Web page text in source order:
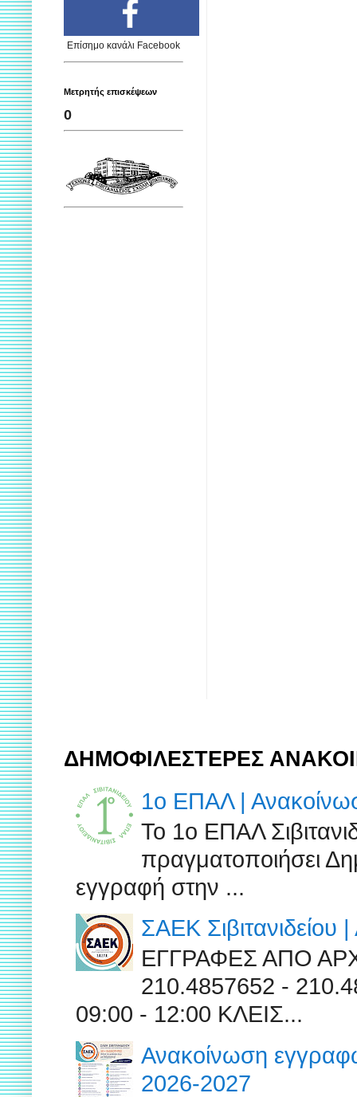
Επίσημο κανάλι Facebook
Μετρητής επισκέψεων
0
ΔΗΜΟΦΙΛΕΣΤΕΡΕΣ
1ο ΕΠΑΛ |
Το 1ο ΕΠΑΛ
πραγματοποιήσει
εγγραφή στην ...
ΣΑΕΚ Σιβιτανιδείου
ΕΓΓΡΑΦΕΣ ΑΠΟ
210.4857652 -
09:00 - 12:00 ΚΛΕΙΣ...
Ανακοίνωση
2026-2027